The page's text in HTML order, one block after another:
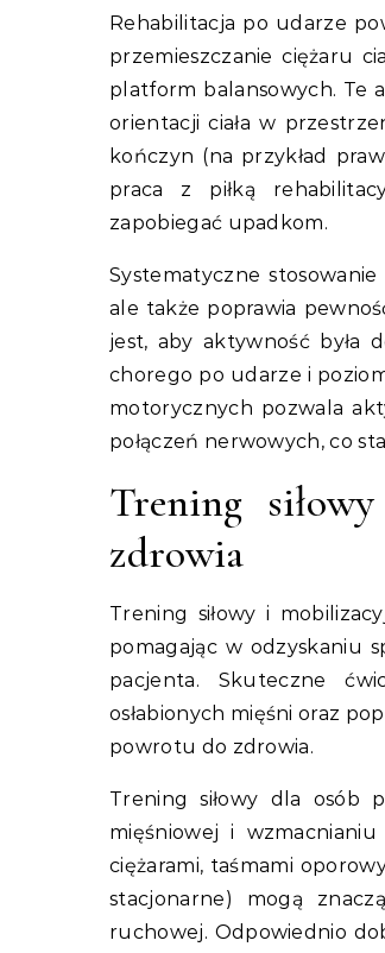
Rehabilitacja po udarze
przemieszczanie ciężaru
platform balansowych. Te
orientacji ciała w
kończyn (na przykład
praca z piłką
zapobiegać upadkom.
Systematyczne
ale także poprawia
jest, aby aktywność była
chorego po udarze i
motorycznych pozwala
połączeń nerwowych, co
Trening
zdrowia
Trening siłowy i
pomagając w odzyskaniu
pacjenta. Skuteczne
osłabionych mięśni oraz
powrotu do zdrowia.
Trening siłowy dla osób
mięśniowej i
ciężarami, taśmami
stacjonarne) mogą
ruchowej. Odpowiednio